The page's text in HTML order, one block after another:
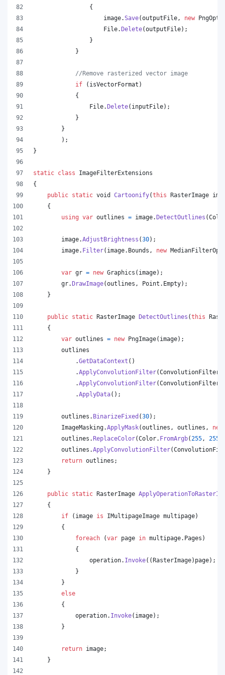
{
image.Save(outputFile , new
File.Delete(outputFile) ;
}
}
//Remove rasterized vector image
if
( isVectorFormat )
{
File.Delete( inputFile) ;
}
}
) ;
}
static class
ImageFilterExtensions
{
public static void Cartoonify(this RasterImage
{
using var outlines = image.DetectOutlines (
image.AdjustBrightness (30) ;
image. Filter( image. Bounds , new
var gr = new Graphics ( image) ;
gr.DrawImage(outlines , Point . Empty) ;
}
public static RasterImage DetectOutlines (this
{
var outlines = new PngImage( image) ;
outlines
.GetDataContext ( )
.ApplyConvolutionFilter(
.ApplyConvolutionFilter(
.ApplyData( ) ;
outlines . BinarizeFixed (30) ;
ImageMasking.ApplyMask(outlines , outlines ,
new
outlines .ReplaceColor(Color. FromArgb( 255 , 255
outlines .ApplyConvolutionFilter(
return outlines ;
}
public static RasterImage
{
if
( image is IMultipageImage multipage)
{
foreach
(var page in multipage. Pages )
{
operation. Invoke( (RasterImage) page) ;
}
}
else
{
operation. Invoke( image) ;
}
return image;
}